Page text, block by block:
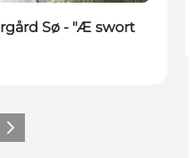
Sø - "Æ swort
Neste